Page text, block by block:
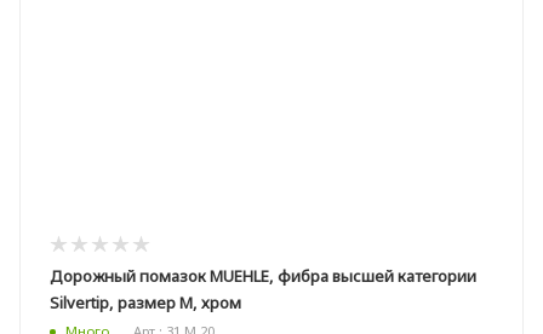
Дорожный помазок MUEHLE, фибра высшей категории
Silvertip, размер M, хром